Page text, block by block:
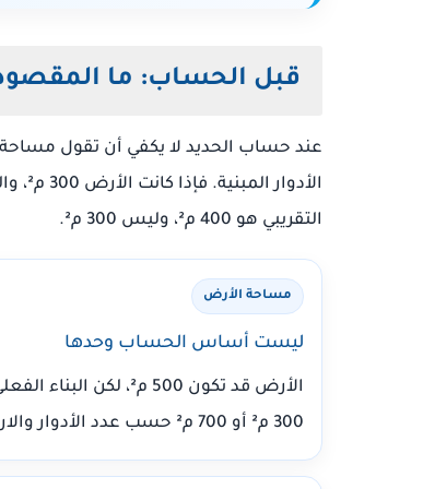
قبل الحساب: ما
عند حساب الحديد لا يكفي أن تقول مساحة الأرض 300
التقريبي هو 400 م²، وليس 300 م².
مساحة الأرض
ليست أساس الحساب وحدها
الأرض قد تكون 500 م²، لكن
300 م² أو 700 م² حسب عدد الأدوار والارتدادات.